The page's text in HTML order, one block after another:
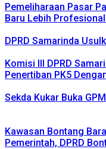
Pemeliharaan Pasar
Baru Lebih
DPRD Samarinda
Komisi III DPRD
Penertiban PK5
Sekda Kukar Buka
Kawasan Bontang
Pemerintah, DPRD